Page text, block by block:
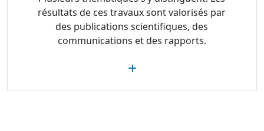
résultats de ces travaux sont valorisés par
des publications scientifiques, des
communications et des rapports.